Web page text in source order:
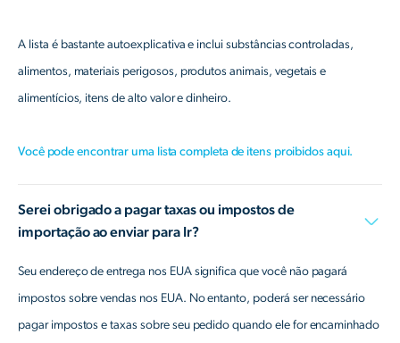
A lista é bastante autoexplicativa e inclui substâncias controladas,
alimentos, materiais perigosos, produtos animais, vegetais e
alimentícios, itens de alto valor e dinheiro.
Você pode encontrar uma lista completa de itens proibidos aqui.
Serei obrigado a pagar taxas ou impostos de
importação ao enviar para Ir?
Seu endereço de entrega nos EUA significa que você não pagará
impostos sobre vendas nos EUA. No entanto, poderá ser necessário
pagar impostos e taxas sobre seu pedido quando ele for encaminhado